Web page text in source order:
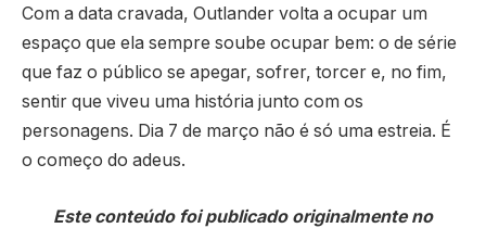
Com a data cravada, Outlander volta a ocupar um
espaço que ela sempre soube ocupar bem: o de série
que faz o público se apegar, sofrer, torcer e, no fim,
sentir que viveu uma história junto com os
personagens. Dia 7 de março não é só uma estreia. É
o começo do adeus.
Este conteúdo foi publicado originalmente no